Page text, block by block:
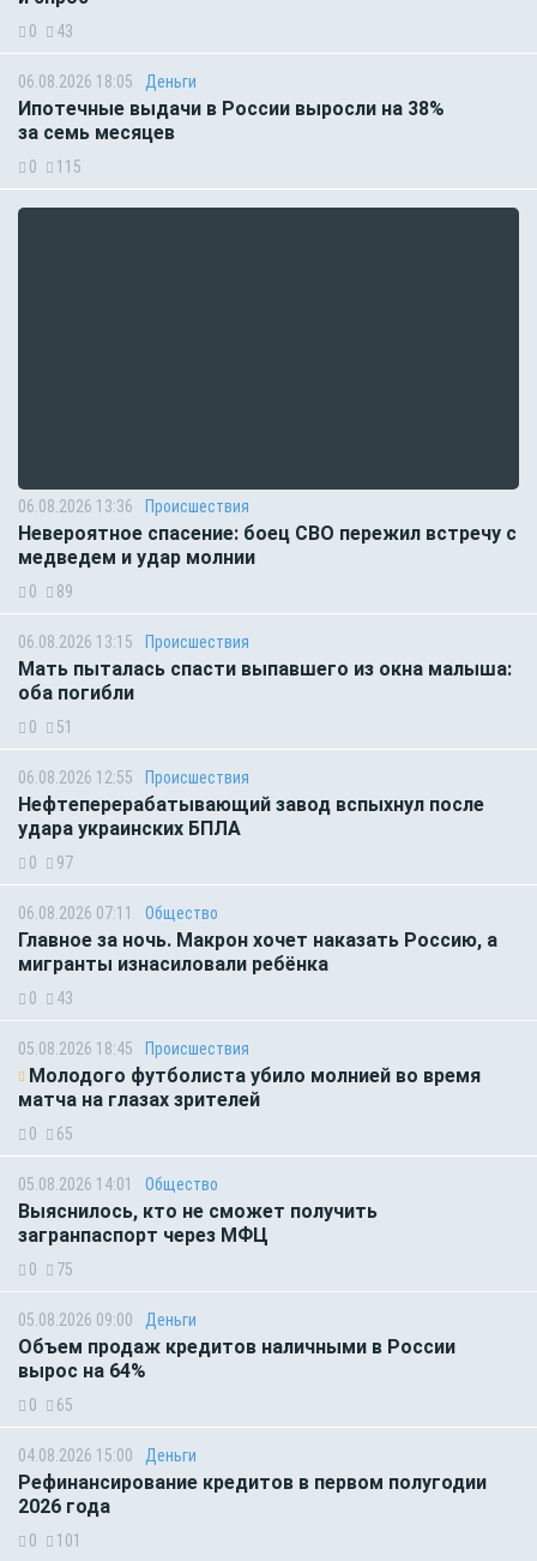
0 43
06.08.2026 18:05 Деньги
Ипотечные выдачи в России выросли на 38%
за семь месяцев
0 115
06.08.2026 13:36 Происшествия
Невероятное спасение: боец СВО пережил встречу с
медведем и удар молнии
0 89
06.08.2026 13:15 Происшествия
Мать пыталась спасти выпавшего из окна малыша:
оба погибли
0 51
06.08.2026 12:55 Происшествия
Нефтеперерабатывающий завод вспыхнул после
удара украинских БПЛА
0 97
06.08.2026 07:11 Общество
Главное за ночь. Макрон хочет наказать Россию, а
мигранты изнасиловали ребёнка
0 43
05.08.2026 18:45 Происшествия
Молодого футболиста убило молнией во время
матча на глазах зрителей
0 65
05.08.2026 14:01 Общество
Выяснилось, кто не сможет получить
загранпаспорт через МФЦ
0 75
05.08.2026 09:00 Деньги
Объем продаж кредитов наличными в России
вырос на 64%
0 65
04.08.2026 15:00 Деньги
Рефинансирование кредитов в первом полугодии
2026 года
0 101